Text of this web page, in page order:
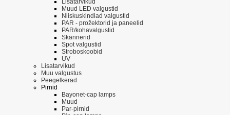
Lisatarvikud
Muud LED valgustid
Niiskuskindlad valgustid
PAR - prožektorid ja paneelid
PAR/kohavalgustid
Skännerid
Spot valgustid
Stroboskoobid
UV
Lisatarvikud
Muu valgustus
Peegelkerad
Pirnid
Bayonet-cap lamps
Muud
Par-pirnid